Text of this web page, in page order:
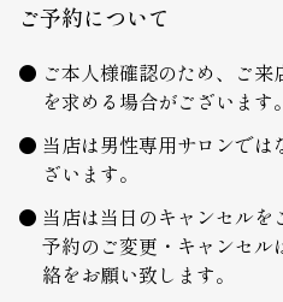
ご予約について
ご本人様確認のため、ご
を求める場合がございます。
当店は男性専用サロンで
ざいます。
当店は当日のキャンセル
予約のご変更・キャンセル
絡をお願い致します。